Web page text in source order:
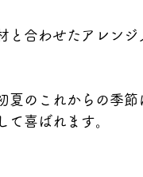
と合わせたアレン
夏のこれからの季
て喜ばれます。